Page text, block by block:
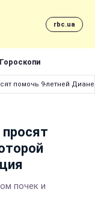
rbc.ua
Гороскопи
помочь 9-летней
почек и